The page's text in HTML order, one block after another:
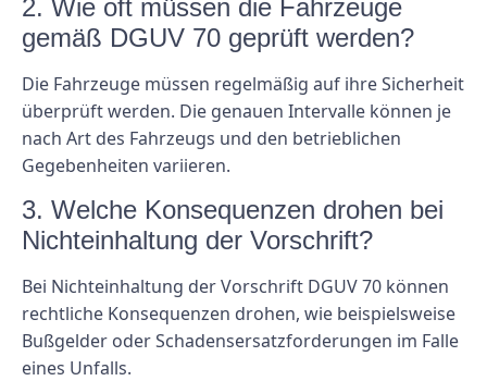
2. Wie oft müssen die Fahrzeuge
gemäß DGUV 70 geprüft werden?
Die Fahrzeuge müssen regelmäßig auf ihre Sicherheit
überprüft werden. Die genauen Intervalle können je
nach Art des Fahrzeugs und den betrieblichen
Gegebenheiten variieren.
3. Welche Konsequenzen drohen bei
Nichteinhaltung der Vorschrift?
Bei Nichteinhaltung der Vorschrift DGUV 70 können
rechtliche Konsequenzen drohen, wie beispielsweise
Bußgelder oder Schadensersatzforderungen im Falle
eines Unfalls.